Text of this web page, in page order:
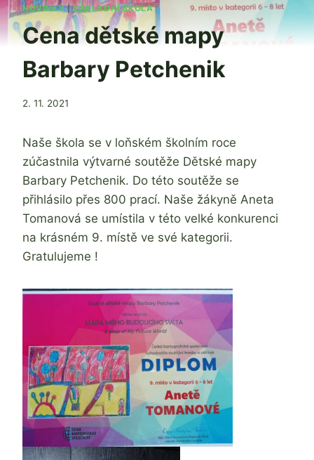
NOVINKY|ZÁKLADNÍ ŠKOLA
Cena dětské mapy
Barbary Petchenik
Od
2. 11. 2021
Naše škola se v loňském školním roce
zúčastnila výtvarné soutěže Dětské mapy
Barbary Petchenik. Do této soutěže se
přihlásilo přes 800 prací. Naše žákyně Aneta
Tomanová se umístila v této velké konkurenci
na krásném 9. místě ve své kategorii.
Gratulujeme !